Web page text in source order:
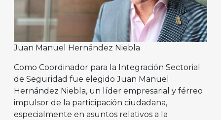
Juan Manuel Hernández Niebla
Como Coordinador para la Integración Sectorial
de Seguridad fue elegido Juan Manuel
Hernández Niebla, un líder empresarial y férreo
impulsor de la participación ciudadana,
especialmente en asuntos relativos a la